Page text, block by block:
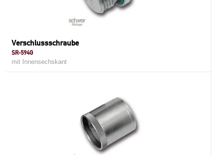
Verschlussschraube
SR-594G
mit Innensechskant